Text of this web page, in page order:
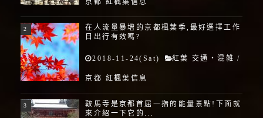
京都 紅楓葉信息
在人流量暴增的京都楓葉季,最好選擇工作
日出行有效嗎?
2018-11-24(Sat) 紅葉 交通・混雑 /
京都 紅楓葉信息
鞍馬寺是京都首屈一指的能量景點!下面就
來介紹一下它的...